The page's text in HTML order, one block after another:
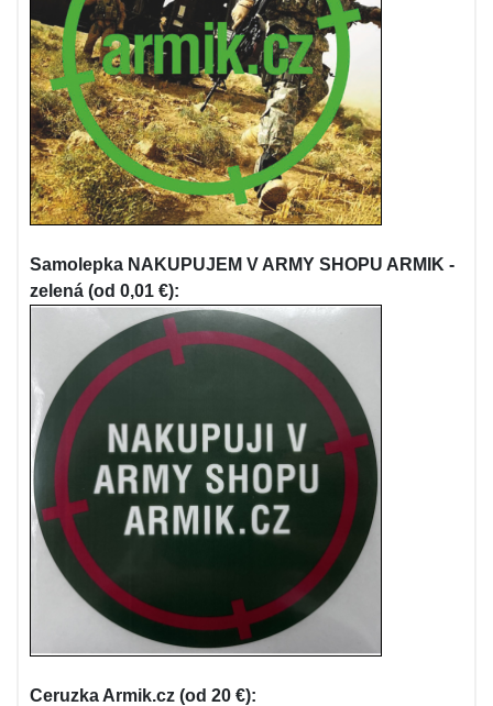
Samolepka NAKUPUJEM V ARMY SHOPU ARMIK -
zelená (od 0,01 €):
Ceruzka Armik.cz (od 20 €):